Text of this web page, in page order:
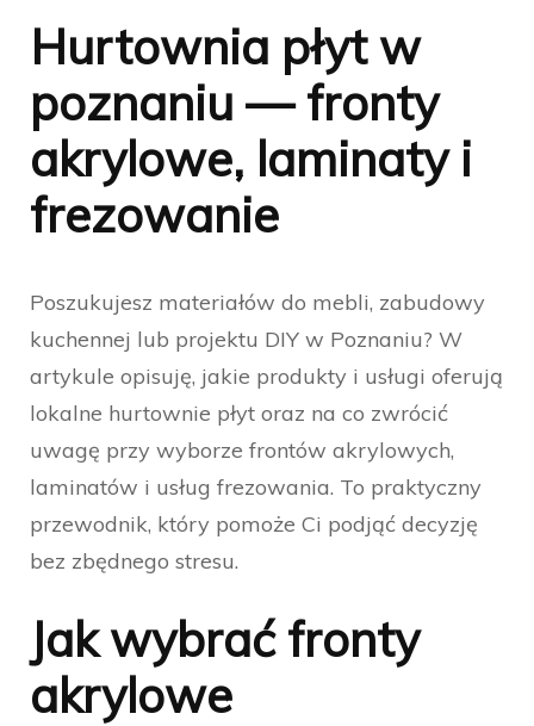
Hurtownia płyt w
poznaniu — fronty
akrylowe, laminaty i
frezowanie
Poszukujesz materiałów do mebli, zabudowy
kuchennej lub projektu DIY w Poznaniu? W
artykule opisuję, jakie produkty i usługi oferują
lokalne hurtownie płyt oraz na co zwrócić
uwagę przy wyborze frontów akrylowych,
laminatów i usług frezowania. To praktyczny
przewodnik, który pomoże Ci podjąć decyzję
bez zbędnego stresu.
Jak wybrać fronty
akrylowe